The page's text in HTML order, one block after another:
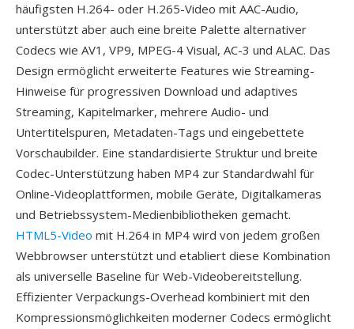
häufigsten H.264- oder H.265-Video mit AAC-Audio,
unterstützt aber auch eine breite Palette alternativer
Codecs wie AV1, VP9, MPEG-4 Visual, AC-3 und ALAC. Das
Design ermöglicht erweiterte Features wie Streaming-
Hinweise für progressiven Download und adaptives
Streaming, Kapitelmarker, mehrere Audio- und
Untertitelspuren, Metadaten-Tags und eingebettete
Vorschaubilder. Eine standardisierte Struktur und breite
Codec-Unterstützung haben MP4 zur Standardwahl für
Online-Videoplattformen, mobile Geräte, Digitalkameras
und Betriebssystem-Medienbibliotheken gemacht.
HTML5-Video mit H.264 in MP4 wird von jedem großen
Webbrowser unterstützt und etabliert diese Kombination
als universelle Baseline für Web-Videobereitstellung.
Effizienter Verpackungs-Overhead kombiniert mit den
Kompressionsmöglichkeiten moderner Codecs ermöglicht